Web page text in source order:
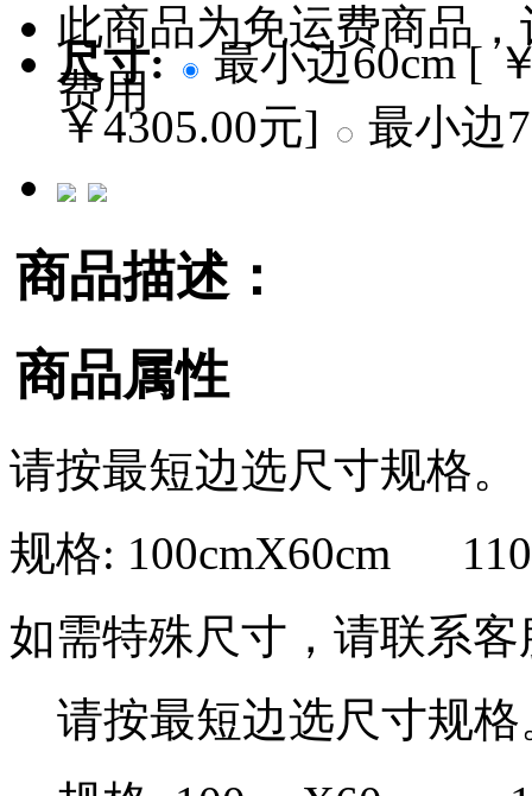
此商品为免运费商品
费用
尺寸:
最小边60cm [
￥4305.00元]
最小边
商品描述：
商品属性
请按最短边选尺寸规格。
规格: 100cmX60cm
如需特殊尺寸，请联系客
请按最短边选尺寸规格